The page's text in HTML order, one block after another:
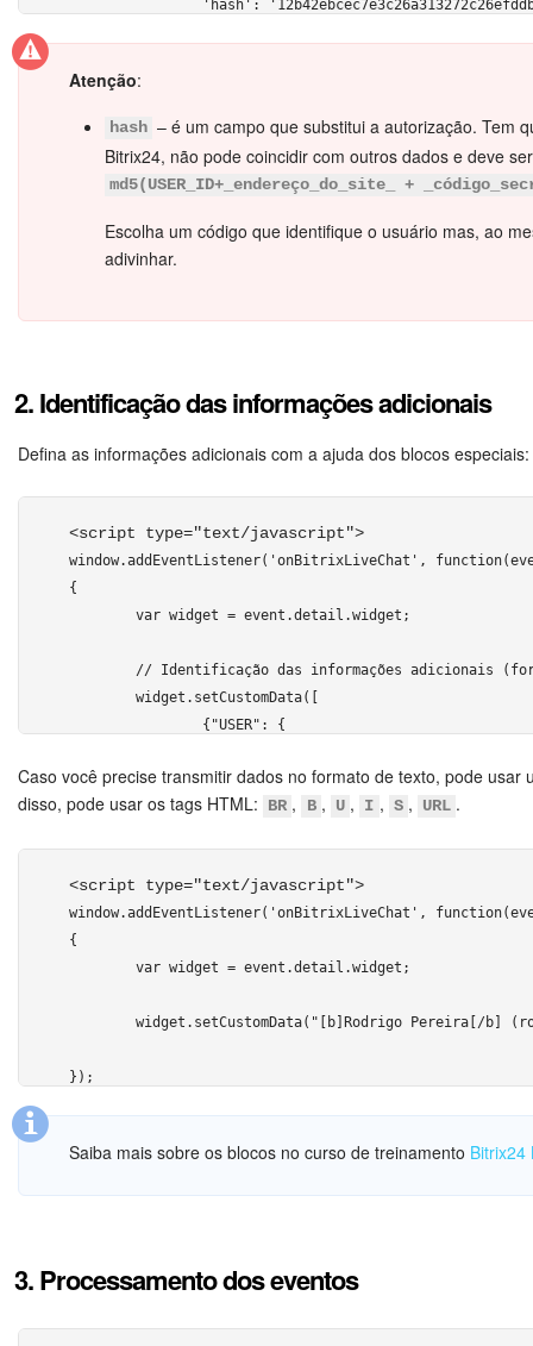
Empresa
Assinatura eletrônica para RH
Base de conhecimento
Videoconferências em HD
Assinatura
Configurações
Widget de colaborador
Bitrix24 Messenger
Bitrix24 On-premise
Questões Gerais
Novidades do Helpdesk (arquivo)
		'avatar': 'http://files.smith.com/images/avatar-rodrigo.jpg',
		'gender': 'M',
		'position': 'Ouro'
	});
</script>
Atenção:
hash – é um campo que substitui a autorização. Tem
Bitrix24, não pode coincidir com outros dados e deve
md5(USER_ID+_endereço_do_site_ +
Escolha um código que identifique o usuário mas, ao
adivinhar.
2. Identificação das informações adicionais
Defina as informações adicionais com a ajuda dos blocos especiais:
<script type="text/javascript">
window.addEventListener('onBitrixLiveChat',
{
			"AVATAR" : "http://files.smith.com/images/avatar-rodrigo.jpg",
		}},
				"NAME" : "E-mail",
				"VALUE" : "rodrigo@pereira.com.br",
				"DISPLAY" : "LINE",
			},
				"NAME" : "Código do cliente",
				"COLOR" : "#ff0000",
			{
			},
				"NAME": "Página",
Caso você precise transmitir dados no formato de texto, pode usar
disso, pode usar os tags HTML:
BR , B , U , I , S , URL .
<script type="text/javascript">
window.addEventListener('onBitrixLiveChat',
{
});
Saiba mais sobre os blocos no curso de treinamento Bitrix24
3. Processamento dos eventos